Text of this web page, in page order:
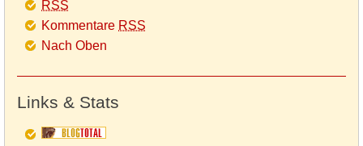
RSS
Kommentare RSS
Nach Oben
Links & Stats